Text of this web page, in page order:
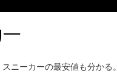
ニーカーの最安値も分か